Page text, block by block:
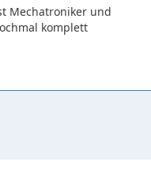
Mechatroniker und
komplett